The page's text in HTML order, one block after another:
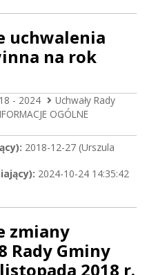
uchwalenia
na rok
- 2024
Uchwały Rady
OGÓLNE
2018-12-27 (Urszula
2024-10-24 14:35:42
zmiany
Rady Gminy
2018 r.